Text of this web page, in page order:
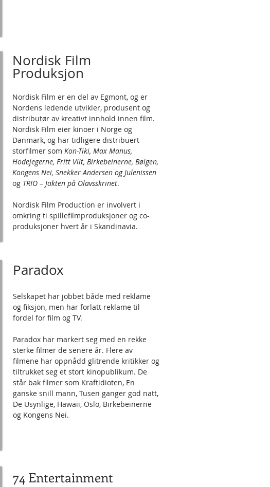
Nordisk Film
Produksjon
Nordisk Film er en del av Egmont, og er
Nordens ledende utvikler, produsent og
distributør av kreativt innhold innen film.
Nordisk Film eier kinoer i Norge og
Danmark, og har tidligere distribuert
storfilmer som Kon-Tiki, Max Manus,
Hodejegerne, Fritt Vilt, Birkebeinerne, Bølgen,
Kongens Nei, Snekker Andersen og Julenissen
og TRIO – Jakten på Olavsskrinet.
Nordisk Film Production er involvert i
omkring ti spillefilmproduksjoner og co-
produksjoner hvert år i Skandinavia.
Paradox
Selskapet har jobbet både med reklame
og fiksjon, men har forlatt reklame til
fordel for film og TV.
Paradox har markert seg med en rekke
sterke filmer de senere år. Flere av
filmene har oppnådd glitrende kritikker og
tiltrukket seg et stort kinopublikum. De
står bak filmer som Kraftidioten, En
ganske snill mann, Tusen ganger god natt,
De Usynlige, Hawaii, Oslo, Birkebeinerne
og Kongens Nei.
74 Entertainment